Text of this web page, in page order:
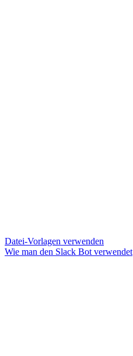
Datei-Vorlagen verwenden
Wie man den Slack Bot verwendet